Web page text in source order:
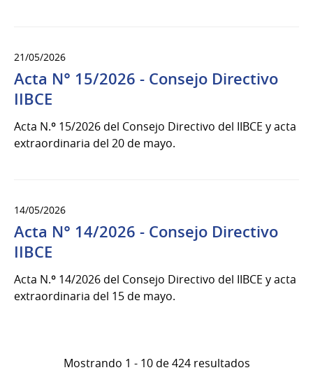
21/05/2026
Acta N° 15/2026 - Consejo Directivo
IIBCE
Acta N.º 15/2026 del Consejo Directivo del IIBCE y acta
extraordinaria del 20 de mayo.
14/05/2026
Acta N° 14/2026 - Consejo Directivo
IIBCE
Acta N.º 14/2026 del Consejo Directivo del IIBCE y acta
extraordinaria del 15 de mayo.
Mostrando 1 - 10 de 424 resultados